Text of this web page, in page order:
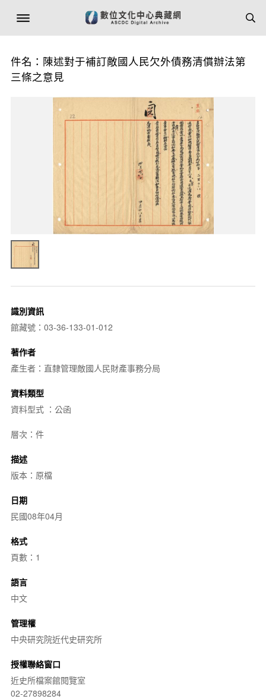
件名：陳述對于補訂敵國人民欠外債務清償辦法第
三條之意見
識別資訊
館藏號：03-36-133-01-012
著作者
產生者：直隸管理敵國人民財產事務分局
資料類型
資料型式 ：公函
層次：件
描述
版本：原檔
日期
民國08年04月
格式
頁數：1
語言
中文
管理權
中央研究院近代史研究所
授權聯絡窗口
近史所檔案館閱覽室
02-27898284